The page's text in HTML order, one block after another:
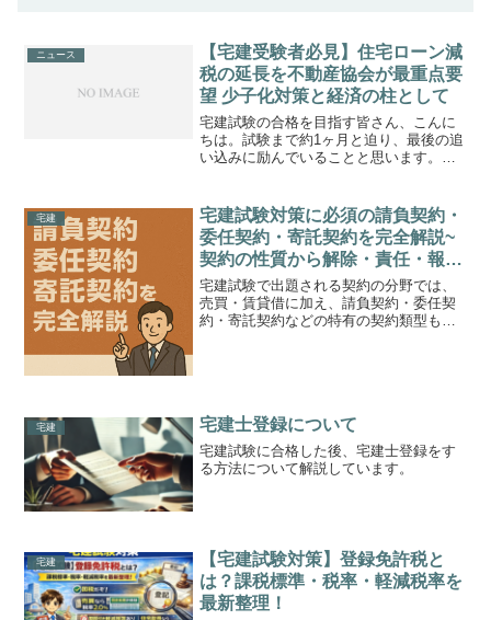
ニュース
【宅建受験者必見】住宅ローン減
税の延長を不動産協会が最重点要
望 少子化対策と経済の柱として
宅建試験の合格を目指す皆さん、こんに
ちは。試験まで約1ヶ月と迫り、最後の追
い込みに励んでいることと思います。今
て解説します。昨日9月19日、大手不動産
会社で組織される不...
宅建
宅建試験対策に必須の請負契約・
委任契約・寄託契約を完全解説~
契約の性質から解除・責任・報
酬・注意義務・返還請求まで例題
付きで徹底整理~
宅建試験で出題される契約の分野では、
売買・賃貸借に加え、請負契約・委任契
約・寄託契約などの特有の契約類型も頻
宅建 宅建士登録について
宅建試験に合格した後、宅建士登録をす
る方法について解説しています。
宅建
【宅建試験対策】登録免許税と
は？課税標準・税率・軽減税率を
最新整理！